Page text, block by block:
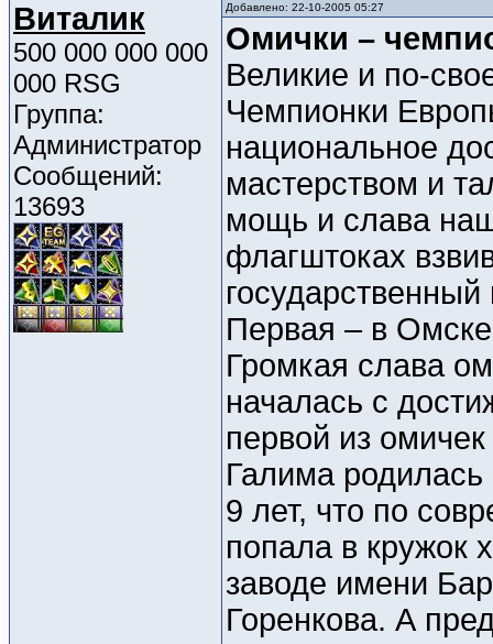
Виталик
500 000 000 000
000 RSG
Группа:
Администратор
Сообщений:
13693
Добавлено: 22-10-2005 05:27
Омички –
Великие и по-
Чемпионки
национальное
мастерством и
мощь и слава
флагштоках
Первая – в
Громкая слава
началась с
первой из
Галима
9 лет, что по
попала в кружок
заводе имени
Горенкова. А